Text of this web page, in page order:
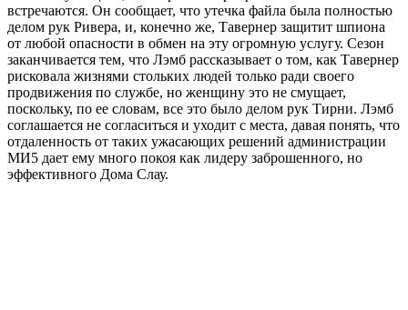
встречаются. Он сообщает, что утечка файла была полностью
делом рук Ривера, и, конечно же, Тавернер защитит шпиона
от любой опасности в обмен на эту огромную услугу. Сезон
заканчивается тем, что Лэмб рассказывает о том, как Тавернер
рисковала жизнями стольких людей только ради своего
продвижения по службе, но женщину это не смущает,
поскольку, по ее словам, все это было делом рук Тирни. Лэмб
соглашается не согласиться и уходит с места, давая понять, что
отдаленность от таких ужасающих решений администрации
МИ5 дает ему много покоя как лидеру заброшенного, но
эффективного Дома Слау.